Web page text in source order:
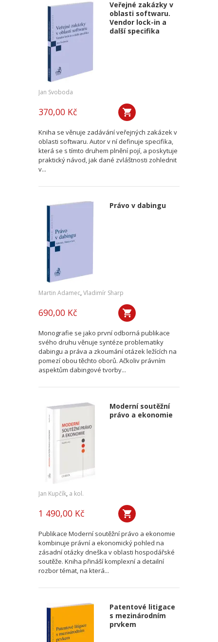
Veřejné zakázky v
oblasti softwaru.
Vendor lock-in a
další specifika
Jan Svoboda
370,00 Kč
Kniha se věnuje zadávání veřejných zakázek v
oblasti softwaru. Autor v ní definuje specifika,
která se s tímto druhem plnění pojí, a poskytuje
praktický návod, jak dané zvláštnosti zohlednit
v...
Právo v dabingu
Martin Adamec, Vladimír Sharp
690,00 Kč
Monografie se jako první odborná publikace
svého druhu věnuje syntéze problematiky
dabingu a práva a zkoumání otázek ležících na
pomezí obou těchto oborů. Ačkoliv právním
aspektům dabingové tvorby...
Moderní soutěžní
právo a ekonomie
Jan Kupčík, a kol.
1 490,00 Kč
Publikace Moderní soutěžní právo a ekonomie
kombinuje právní a ekonomický pohled na
zásadní otázky dneška v oblasti hospodářské
soutěže. Kniha přináší komplexní a detailní
rozbor témat, na která...
Patentové litigace
s mezinárodním
prvkem